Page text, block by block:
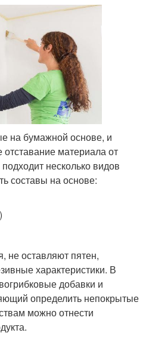
на бумажной основе, и
материала от
несколько видов
составы на основе:
не оставляют пятен,
характеристики. В
добавки и
определить непокрытые
можно отнести